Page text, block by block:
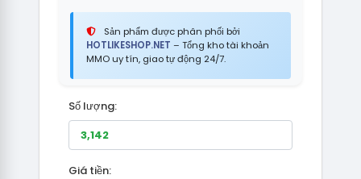
Sản phẩm được phân phối bởi
HOTLIKESHOP.NET – Tổng kho tài khoản
MMO uy tín, giao tự động 24/7.
Số lượng:
Giá tiền: